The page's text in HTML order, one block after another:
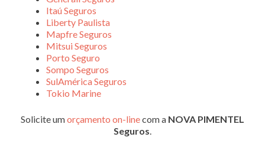
Itaú Seguros
Liberty Paulista
Mapfre Seguros
Mitsui Seguros
Porto Seguro
Sompo Seguros
SulAmérica Seguros
Tokio Marine
Solicite umorçamento on-linecom a NOVA PIMENTEL
Seguros.